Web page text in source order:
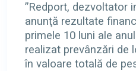
”Redport, dezvoltator
anunţă rezultate
primele 10 luni ale
realizat prevânzări de
în valoare totală de